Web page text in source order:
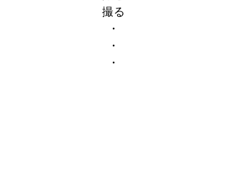
撮る
・
・
・